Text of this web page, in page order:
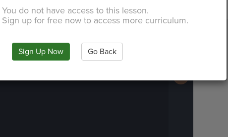
key, first press ESC to exit the code editor.
IN·PREVIEW ·ONLY·MODE¶
Activity
You do not have access to this lesson.
Sign up for free now to access more curriculum.
Sign Up Now Go Back